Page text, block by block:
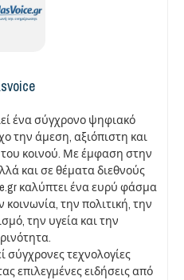
ένα σύγχρονο ψηφιακό
την άμεση, αξιόπιστη και
κοινού. Με έμφαση στην
και σε θέματα διεθνούς
καλύπτει ένα ευρύ φάσμα
την πολιτική, την
την υγεία και την
σύγχρονες τεχνολογίες
επιλεγμένες ειδήσεις από